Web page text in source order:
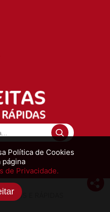
Política de Cookies
página
de Privacidade.
E RÁPIDAS